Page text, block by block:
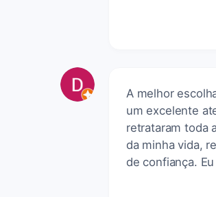
A melhor
um excelente
retrataram toda
da minha vida,
de confiança.